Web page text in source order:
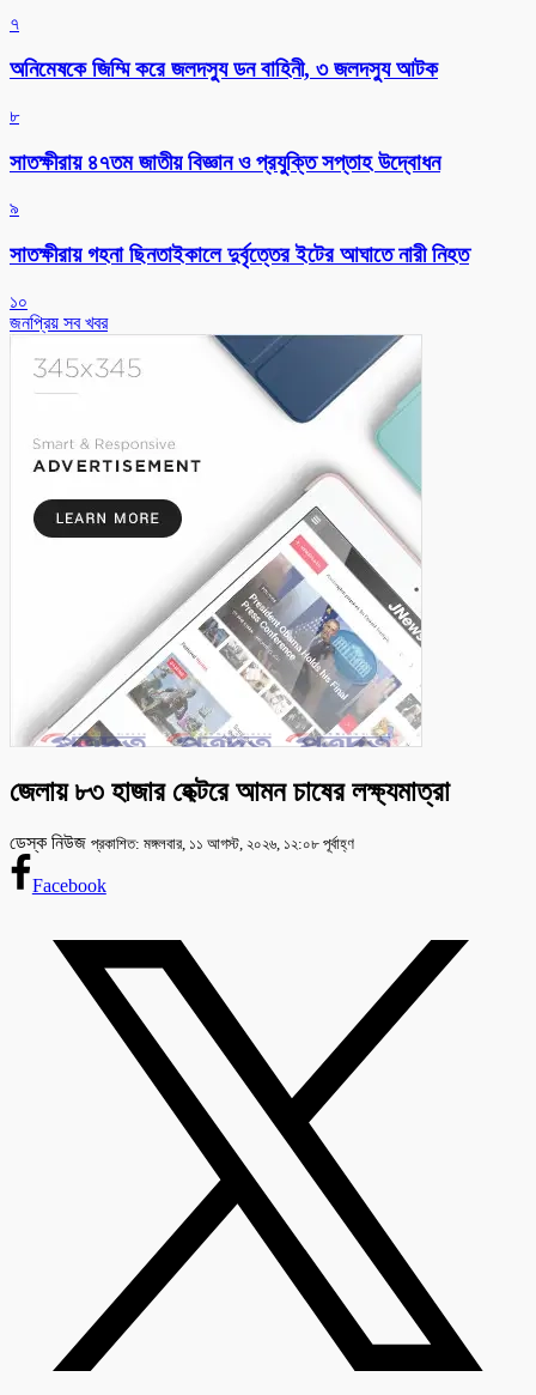
৭
অনিমেষকে জিম্মি করে জলদস্যু ডন বাহিনী, ৩ জলদস্যু আটক
৮
সাতক্ষীরায় ৪৭তম জাতীয় বিজ্ঞান ও প্রযুক্তি সপ্তাহ উদ্বোধন
৯
সাতক্ষীরায় গহনা ছিনতাইকালে দুর্বৃত্তের ইটের আঘাতে নারী নিহত
১০
জনপ্রিয় সব খবর
জেলায় ৮৩ হাজার হেক্টরে আমন চাষের লক্ষ্যমাত্রা
ডেস্ক নিউজ প্রকাশিত: মঙ্গলবার, ১১ আগস্ট, ২০২৬, ১২:০৮ পূর্বাহ্ণ
Facebook